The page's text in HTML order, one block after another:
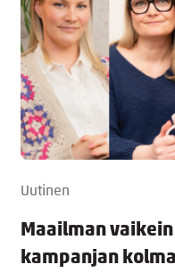
Uutinen
Maailman
kampanjan